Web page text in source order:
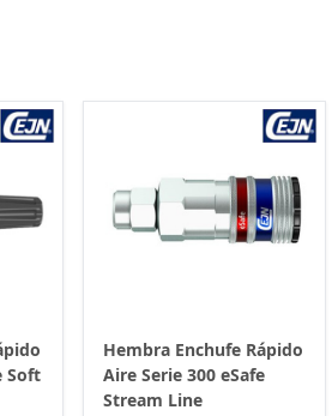
Soft
Hembra Enchufe Rápido
Aire Serie 300 eSafe
Stream Line